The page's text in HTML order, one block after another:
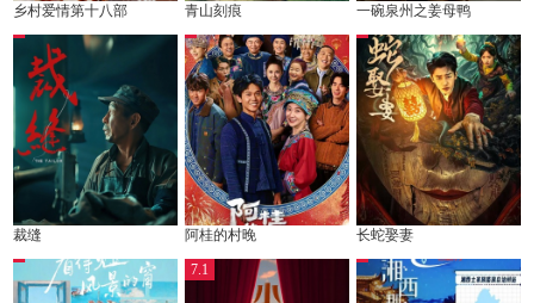
乡村爱情第十八部 青山刻痕 一碗泉州之姜母鸭
裁缝 阿桂的村晚 长蛇娶妻
7.1